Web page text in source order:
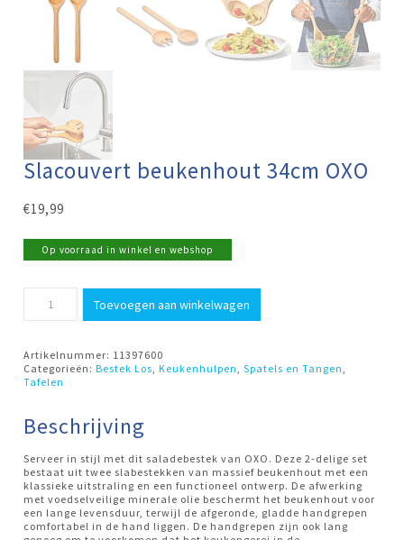
Slacouvert beukenhout 34cm OXO
€19,99
Op voorraad in winkel en webshop
beukenhout
Toevoegen aan winkelwagen
Artikelnummer: 11397600
Categorieën:Bestek Los ,Keukenhulpen ,Spatels en Tangen
Tafelen
Beschrijving
Serveer in stijl met dit saladebestek van OXO. Deze 2-delige set
bestaat uit twee slabestekken van massief beukenhout met een
klassieke uitstraling en een functioneel ontwerp. De afwerking
met voedselveilige minerale olie beschermt het beukenhout voor
een lange levensduur, terwijl de afgeronde, gladde handgrepen
comfortabel in de hand liggen. De handgrepen zijn ook lang